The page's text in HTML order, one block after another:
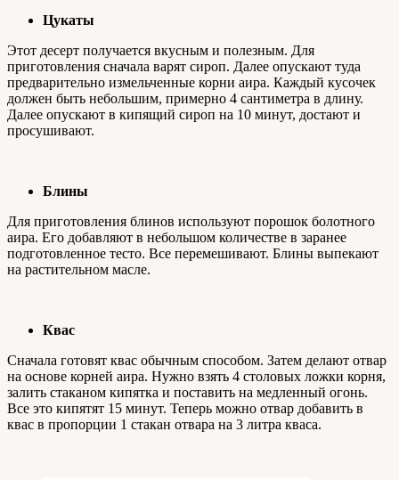
Цукаты
Этот десерт получается вкусным и полезным. Для
приготовления сначала варят сироп. Далее опускают туда
предварительно измельченные корни аира. Каждый кусочек
должен быть небольшим, примерно 4 сантиметра в длину.
Далее опускают в кипящий сироп на 10 минут, достают и
просушивают.
Блины
Для приготовления блинов используют порошок болотного
аира. Его добавляют в небольшом количестве в заранее
подготовленное тесто. Все перемешивают. Блины выпекают
на растительном масле.
Квас
Сначала готовят квас обычным способом. Затем делают отвар
на основе корней аира. Нужно взять 4 столовых ложки корня,
залить стаканом кипятка и поставить на медленный огонь.
Все это кипятят 15 минут. Теперь можно отвар добавить в
квас в пропорции 1 стакан отвара на 3 литра кваса.